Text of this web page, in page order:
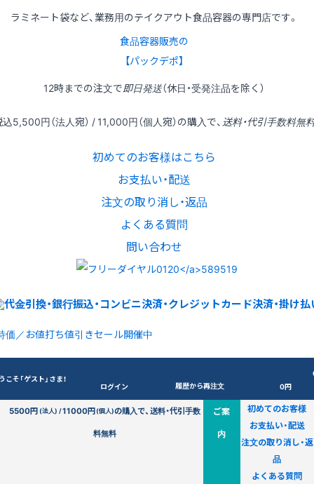
ラミネート袋など、業務用のテイクアウト食品容器の専門店です。
食品容器販売の
【パックデポ】
12時までの注文で即日発送（休日・受発注品を除く）
込5,500円（法人宛） / 11,000円（個人宛）の購入で、 送料・代引手数料無
初めてのお客様はこちら
お支払い・配送
注文の取り消し・返品
よくある質問
問い合わせ
価／お値打ち値引きセール開催中
こそ「ゲスト」さま！
ログイン 履歴から再注文
0円
5500円(法人) /11000円(個人)の購入で、送料・代引手数
料無料
ご案
内
初めてのお客様
お支払い・配送
注文の取り消し・返
品
よくある質問